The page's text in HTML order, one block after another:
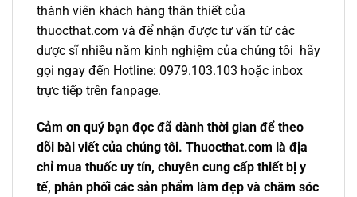
thành viên khách hàng thân thiết của
thuocthat.com và để nhận được tư vấn từ các
dược sĩ nhiều năm kinh nghiệm của chúng tôi hãy
gọi ngay đến Hotline: 0979.103.103 hoặc inbox
trực tiếp trên fanpage.
Cảm ơn quý bạn đọc đã dành thời gian để theo
dõi bài viết của chúng tôi. Thuocthat.com là địa
chỉ mua thuốc uy tín, chuyên cung cấp thiết bị y
tế, phân phối các sản phẩm làm đẹp và chăm sóc